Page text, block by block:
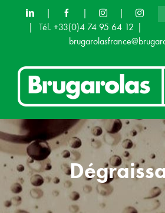
| |
|
|
Tél. +33(0)4 74 95 64 12 |